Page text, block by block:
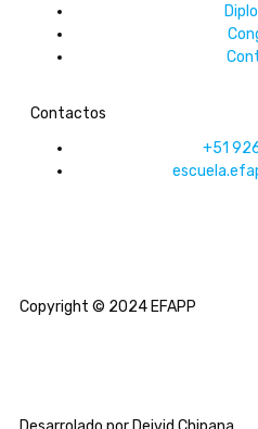
Contactos
+51
Copyright © 2024 EFAPP